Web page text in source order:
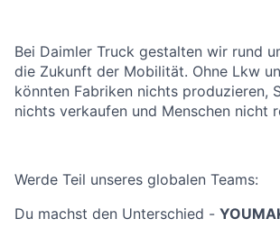
Bei Daimler Truck gestalten wir rund
die Zukunft der Mobilität. Ohne Lkw
könnten Fabriken nichts produzieren,
nichts verkaufen und Menschen nicht
Werde Teil unseres globalen Teams:
Du machst den Unterschied -